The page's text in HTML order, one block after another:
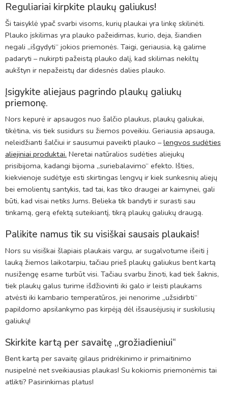
Reguliariai kirpkite plaukų galiukus!
Ši taisyklė ypač svarbi visoms, kurių plaukai yra linkę skilinėti.
Plauko įskilimas yra plauko pažeidimas, kurio, deja, šiandien
negali ,,išgydyti“ jokios priemonės. Taigi, geriausia, ką galime
padaryti – nukirpti pažeistą plauko dalį, kad skilimas nekiltų
aukštyn ir nepažeistų dar didesnės dalies plauko.
Įsigykite aliejaus pagrindo plaukų galiukų
priemonę.
Nors kepurė ir apsaugos nuo šalčio plaukus, plaukų galiukai,
tikėtina, vis tiek susidurs su žiemos poveikiu. Geriausia apsauga,
neleidžianti šalčiui ir sausumui paveikti plauko –lengvos sudėties
aliejiniai produktai. Neretai natūralios sudėties aliejukų
prisibijoma, kadangi bijoma ,,suriebalavimo“ efekto. Išties,
kiekvienoje sudėtyje esti skirtingas lengvų ir kiek sunkesnių aliejų
bei emolientų santykis, tad tai, kas tiko draugei ar kaimynei, gali
būti, kad visai netiks Jums. Belieka tik bandyti ir surasti sau
tinkamą, gerą efektą suteikiantį, tikrą plaukų galiukų draugą.
Palikite namus tik su visiškai sausais plaukais!
Nors su visiškai šlapiais plaukais vargu, ar sugalvotume išeiti į
lauką žiemos laikotarpiu, tačiau prieš plaukų galiukus bent kartą
nusižengę esame turbūt visi. Tačiau svarbu žinoti, kad tiek šaknis,
tiek plaukų galus turime išdžiovinti iki galo ir leisti plaukams
atvėsti iki kambario temperatūros, jei nenorime ,,užsidirbti“
papildomo apsilankymo pas kirpėją dėl išsausėjusių ir suskilusių
galiukų!
Skirkite kartą per savaitę ,,grožiadieniui“
Bent kartą per savaitę gilaus pridrėkinimo ir primaitinimo
nusipelnė net sveikiausias plaukas! Su kokiomis priemonėmis tai
atlikti? Pasirinkimas platus!